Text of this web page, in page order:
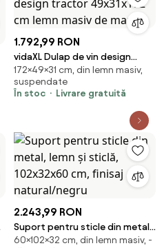
1.792,99 RON
vidaXL Dulap de vin design
tractor 49x31x172 cm lemn
masiv de mango
172×49×31 cm, din lemn masiv,
suspendate
În stoc
Livrare gratuită
2.243,99 RON
Suport pentru sticle din metal,
lemn și sticlă, 102x32x60 cm,
60×102×32 cm, din lemn masiv, -